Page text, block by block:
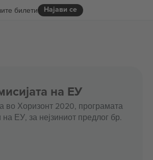
Најави се
билети
на ЕУ
во Хоризонт 2020, програмата
ЕУ, за нејзиниот предлог бр.